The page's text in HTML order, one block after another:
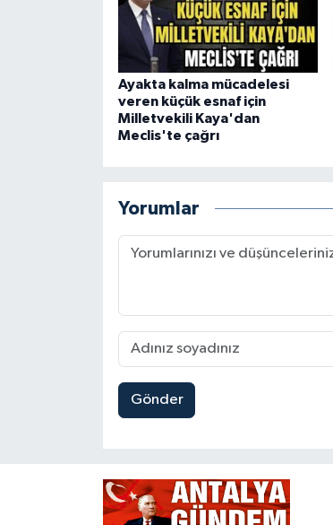
Ayakta kalma mücadelesi
veren küçük esnaf için
Milletvekili Kaya'dan
Meclis'te çağrı
Yorumlar
Gönder